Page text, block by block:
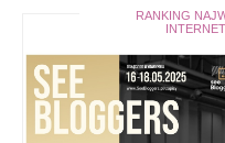
RANKING